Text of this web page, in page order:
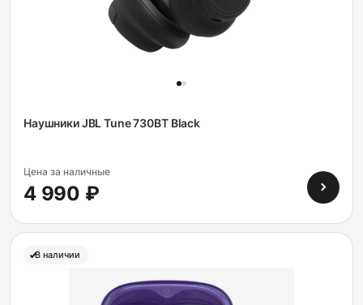
Наушники JBL Tune 730BT Black
Цена за наличные
4 990 ₽
В наличии